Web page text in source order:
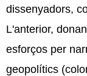
dissenyadors,
L'anterior,
esforços per
geopolítics